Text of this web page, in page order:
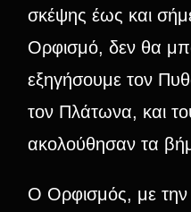
σκέψης έως και
Ορφισμό, δεν θα
εξηγήσουμε τον
τον Πλάτωνα, και
ακολούθησαν τα
Ο Ορφισμός, με την